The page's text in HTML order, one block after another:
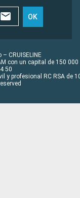
OK
CRUISELINE
con un capital de 150 000
50
y profesional RC RSA de